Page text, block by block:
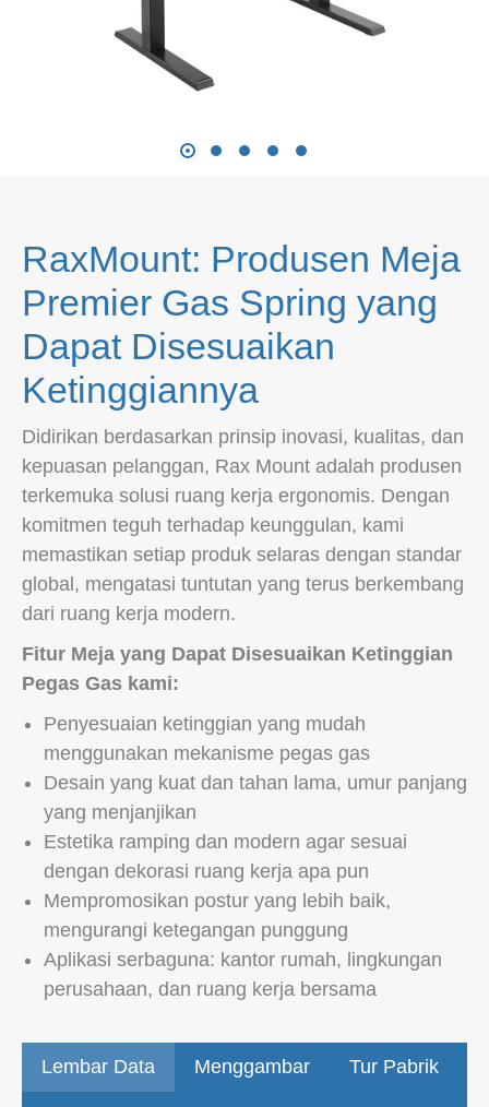
RaxMount: Produsen Meja
Premier Gas Spring yang
Dapat Disesuaikan
Ketinggiannya
Didirikan berdasarkan prinsip inovasi, kualitas, dan
kepuasan pelanggan, Rax Mount adalah produsen
terkemuka solusi ruang kerja ergonomis. Dengan
komitmen teguh terhadap keunggulan, kami
memastikan setiap produk selaras dengan standar
global, mengatasi tuntutan yang terus berkembang
dari ruang kerja modern.
Fitur Meja yang Dapat Disesuaikan Ketinggian
Pegas Gas kami:
Penyesuaian ketinggian yang mudah
menggunakan mekanisme pegas gas
Desain yang kuat dan tahan lama, umur panjang
yang menjanjikan
Estetika ramping dan modern agar sesuai
dengan dekorasi ruang kerja apa pun
Mempromosikan postur yang lebih baik,
mengurangi ketegangan punggung
Aplikasi serbaguna: kantor rumah, lingkungan
perusahaan, dan ruang kerja bersama
Lembar Data Menggambar Tur Pabrik